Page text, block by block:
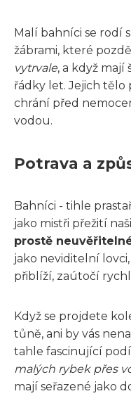
Malí bahníci se rodí
žábrami, které
vytrvale, a když
řádky let. Jejich tělo
chrání před
vodou.
Potrava a
Bahníci - tihle
jako mistři přežití
prostě
jako neviditelní
přiblíží, zaútočí
Když se projdete
tůně, ani by vás
tahle fascinující
malých rybek přes
mají seřazené jako